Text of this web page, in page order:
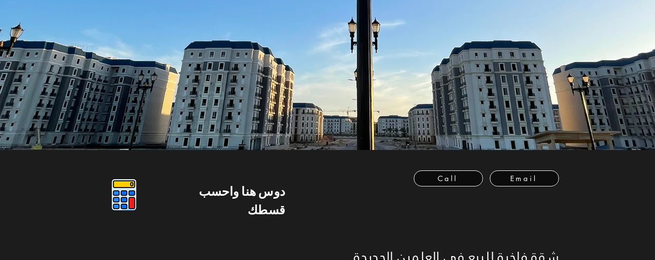
دوس هنا واحسب
قسطك
Call Email